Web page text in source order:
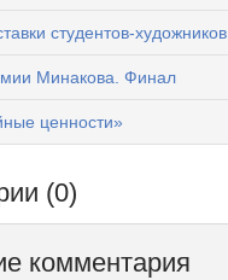
студентов-художников
Минакова. Финал
ценности»
(0)
комментария